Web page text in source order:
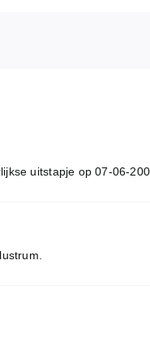
uitstapje op 07-06-